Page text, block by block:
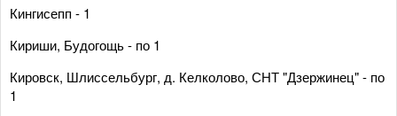
Кингисепп - 1
Кириши, Будогощь - по 1
Кировск, Шлиссельбург, д. Келколово, СНТ "Дзержинец" - по
1